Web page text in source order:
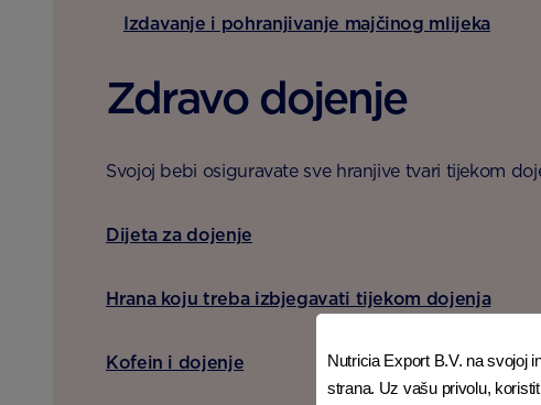
Izdavanje i pohranjivanje majčinog mlijeka
Zdravo dojenje
Svojoj bebi osiguravate sve hranjive tvari tijekom
Dijeta za dojenje
Hrana koju treba izbjegavati tijekom dojenja
Kofein i dojenje
Nutricia Export B.V. na svojoj
strana. Uz vašu privolu,